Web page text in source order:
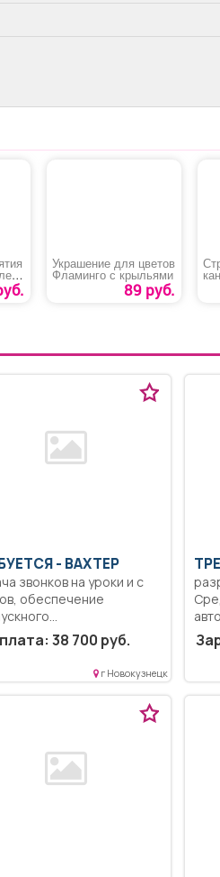
Украшение для цветов
Фламинго с крыльями
89 руб.
- ВАХТЕР
звонков на уроки и с
обеспечение
38 700 руб.
г Новокузнецк